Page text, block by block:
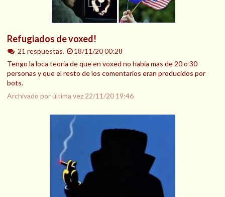
Refugiados de voxed!
21 respuestas.
18/11/20 00:28
Tengo la loca teoria de que en voxed no habia mas de 20 o 30
personas y que el resto de los comentarios eran producidos por
bots.
Archivado por última vez 22/11/20 19:46